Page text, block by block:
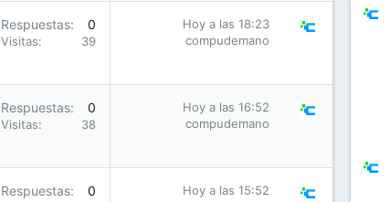
Respuestas 0
Visitas 39
Hoy a las 18:23
compudemano
Respuestas 0
Visitas 38
Hoy a las 16:52
compudemano
Respuestas 0
Hoy a las 15:52